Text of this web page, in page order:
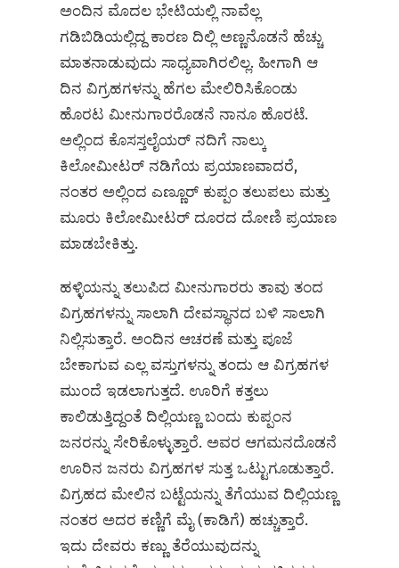
ಅಂದಿನ ಮೊದಲ ಭೇಟಿಯಲ್ಲಿ ನಾವೆಲ್ಲ
ಗಡಿಬಿಡಿಯಲ್ಲಿದ್ದ ಕಾರಣ ದಿಲ್ಲಿ ಅಣ್ಣನೊಡನೆ ಹೆಚ್ಚು
ಮಾತನಾಡುವುದು ಸಾಧ್ಯವಾಗಿರಲಿಲ್ಲ. ಹೀಗಾಗಿ ಆ
ದಿನ ವಿಗ್ರಹಗಳನ್ನು ಹೆಗಲ ಮೇಲಿರಿಸಿಕೊಂಡು
ಹೊರಟ ಮೀನುಗಾರರೊಡನೆ ನಾನೂ ಹೊರಟೆ.
ಅಲ್ಲಿಂದ ಕೊಸಸ್ತಲೈಯರ್ ನದಿಗೆ ನಾಲ್ಕು
ಕಿಲೋಮೀಟರ್‌ ನಡಿಗೆಯ ಪ್ರಯಾಣವಾದರೆ,
ನಂತರ ಅಲ್ಲಿಂದ ಎಣ್ಣೂರ್‌ ಕುಪ್ಪಂ ತಲುಪಲು ಮತ್ತು
ಮೂರು ಕಿಲೋಮೀಟರ್‌ ದೂರದ ದೋಣಿ ಪ್ರಯಾಣ
ಮಾಡಬೇಕಿತ್ತು.
ಹಳ್ಳಿಯನ್ನು ತಲುಪಿದ ಮೀನುಗಾರರು ತಾವು ತಂದ
ವಿಗ್ರಹಗಳನ್ನು ಸಾಲಾಗಿ ದೇವಸ್ಥಾನದ ಬಳಿ ಸಾಲಾಗಿ
ನಿಲ್ಲಿಸುತ್ತಾರೆ. ಅಂದಿನ ಆಚರಣೆ ಮತ್ತು ಪೂಜೆ
ಬೇಕಾಗುವ ಎಲ್ಲ ವಸ್ತುಗಳನ್ನು ತಂದು ಆ ವಿಗ್ರಹಗಳ
ಮುಂದೆ ಇಡಲಾಗುತ್ತದೆ. ಊರಿಗೆ ಕತ್ತಲು
ಕಾಲಿಡುತ್ತಿದ್ದಂತೆ ದಿಲ್ಲಿಯಣ್ಣ ಬಂದು ಕುಪ್ಪಂನ
ಜನರನ್ನು ಸೇರಿಕೊಳ್ಳುತ್ತಾರೆ. ಅವರ ಆಗಮನದೊಡನೆ
ಊರಿನ ಜನರು ವಿಗ್ರಹಗಳ ಸುತ್ತ ಒಟ್ಟುಗೂಡುತ್ತಾರೆ.
ವಿಗ್ರಹದ ಮೇಲಿನ ಬಟ್ಟೆಯನ್ನು ತೆಗೆಯುವ ದಿಲ್ಲಿಯಣ್ಣ
ನಂತರ ಅದರ ಕಣ್ಣಿಗೆ ಮೈ (ಕಾಡಿಗೆ) ಹಚ್ಚುತ್ತಾರೆ.
ಇದು ದೇವರು ಕಣ್ಣು ತೆರೆಯುವುದನ್ನು